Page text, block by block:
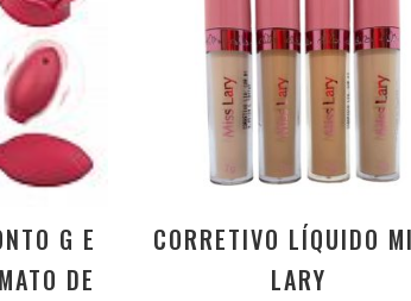
G E
DE
CORRETIVO LÍQUIDO
LARY